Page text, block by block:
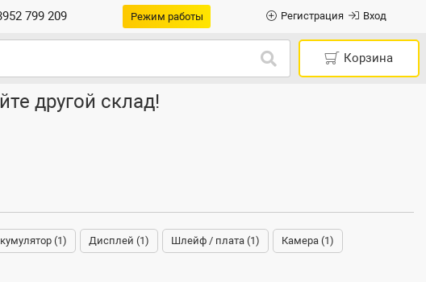
799 209 Режим работы Регистрация Вход
Корзина
другой склад!
(1) Дисплей (1) Шлейф / плата (1) Камера (1)